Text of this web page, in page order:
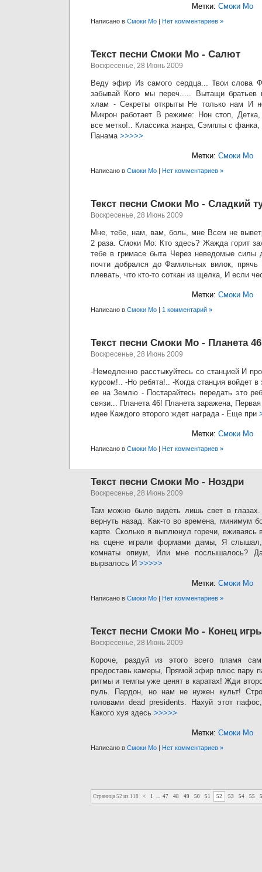
Метки: Смоки Мо
Написано в Смоки Мо | Нет комментариев »
Текст песни Смоки Мо - Салют
Воскресенье, 28 Июнь 2009
Веду эфир Из самого сердца... Твои слова
забывай Кого мы переч..... Вытащи
хлам - Секреты открыты Не только нам И
Микрон работает В режиме: Нон стоп,
все метко!.. Классика жанра, Сэмплы с
Панама >>>>>
Метки: Смоки Мо
Написано в Смоки Мо | Нет комментариев »
Текст песни Смоки Мо - Сладкий
Воскресенье, 28 Июнь 2009
Мне, тебе, нам, вам, боль, мне Всем не
2 раза. Смоки Мо: Кто здесь? Жажда горит
тебе в гримасе быта Через неведомые силы
почти добрался до Фамильных вилок,
плевать, что кто-то соткан из щелка, И если
Метки: Смоки Мо
Написано в Смоки Мо | 1 комментарий »
Текст песни Смоки Мо - Планета 46
Воскресенье, 28 Июнь 2009
-Немедленно расстыкуйтесь со станцией И
курсом!.. -Но ребята!.. -Когда станция войдет
ее на Землю - Постарайтесь передать это
связи... Планета 46! Планета заражена,
идее Каждого второго ждет награда - Еще при
Метки: Смоки Мо
Написано в Смоки Мо | Нет комментариев »
Текст песни Смоки Мо - Ноздри
Воскресенье, 28 Июнь 2009
Там можно было видеть лишь свет в
вернуть назад. Как-то во времена, минимум
карте. Сколько я выплюнул горечи,
на сцене играли формами дамы, Я слышал,
комнаты опиум, Или мне послышалось?
вырвалось И >>>>>
Метки: Смоки Мо
Написано в Смоки Мо | Нет комментариев »
Текст песни Смоки Мо - Конец
Воскресенье, 28 Июнь 2009
Короче, раздуй из этого всего пламя
предоставь камеры, Прямой эфир плюс пару
ритмы и темпы уже ценят в каратах! Жди
пуль. Пардон, но нам не нужен культ!
головами dead presidents. Нахуй этот
Какого хуя здесь >>>>>
Метки: Смоки Мо
Написано в Смоки Мо | Нет комментариев »
Страница 52 из 118 < 1 ... 47 48 49 50 51 52 53 54 55